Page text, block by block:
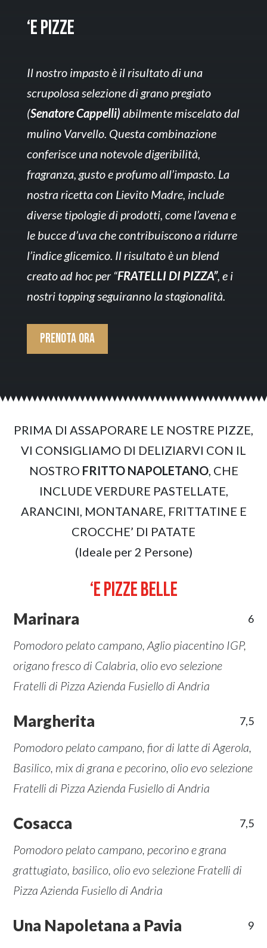
‘E Pizze
Il nostro impasto è il risultato di una
scrupolosa selezione di grano pregiato
(Senatore Cappelli) abilmente miscelato dal
mulino Varvello. Questa combinazione
conferisce una notevole digeribilità,
fragranza, gusto e profumo all’impasto. La
nostra ricetta con Lievito Madre, include
diverse tipologie di prodotti, come l’avena e
le bucce d’uva checontribuiscono a ridurre
l’indice glicemico. Il risultato è un blend
creato ad hoc per “FRATELLI DI PIZZA”, e i
nostri topping seguiranno la stagionalità.
Prenota ora
PRIMA DI ASSAPORARE LE NOSTRE PIZZE,
VI CONSIGLIAMO DI DELIZIARVI CON IL
NOSTRO FRITTO NAPOLETANO, CHE
INCLUDE VERDURE PASTELLATE,
ARANCINI, MONTANARE, FRITTATINE E
CROCCHE’ DI PATATE
(Ideale per 2 Persone)
‘E PIZZE BELLE
Marinara 6
Pomodoro pelato campano, Aglio piacentino IGP,
origano fresco di Calabria, olio evo selezione
Fratelli di Pizza Azienda Fusiello di Andria
Margherita 7,5
Pomodoro pelato campano, fior di latte di Agerola,
Basilico, mix di grana e pecorino, olio evo selezione
Fratelli di Pizza Azienda Fusiello di Andria
Cosacca 7,5
Pomodoro pelato campano, pecorino e grana
grattugiato, basilico, olio evo selezione Fratelli di
Pizza Azienda Fusiello di Andria
Una Napoletana a Pavia 9